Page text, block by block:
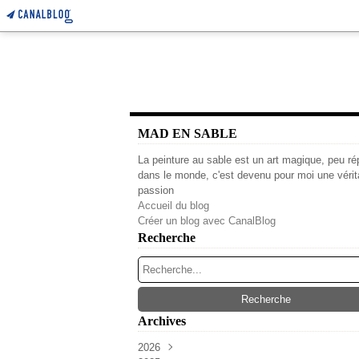
MAD EN SABLE
La peinture au sable est un art magique, peu
dans le monde, c'est devenu pour moi une
passion
Accueil du blog
Créer un blog avec CanalBlog
Recherche
Archives
2026